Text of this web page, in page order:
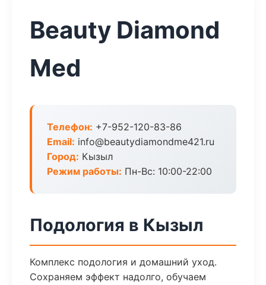
Beauty Diamond
Med
Телефон: +7-952-120-83-86
Email: info@beautydiamondme421.ru
Город: Кызыл
Режим работы: Пн-Вс: 10:00-22:00
Подология в Кызыл
Комплекс подология и домашний уход.
Сохраняем эффект надолго, обучаем